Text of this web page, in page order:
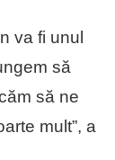
va fi unul
să
să ne
mult”, a